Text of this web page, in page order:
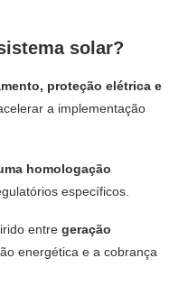
solar?
proteção elétrica e
a implementação
homologação
específicos.
entre geração
energética e a cobrança